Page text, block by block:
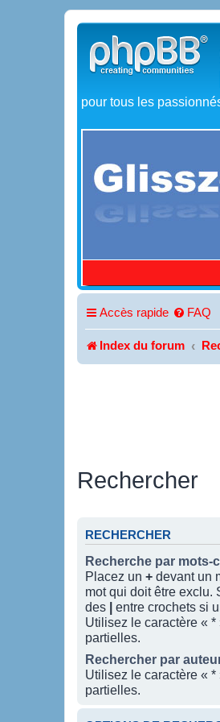
pour tous les
Accès rapide FAQ
Index du forum
Rechercher
RECHERCHER
Recherche par mots-
Placez un + devant un
mot qui doit être exclu.
des
entre crochets si
Utilisez le caractère «
partielles.
Rechercher par
Utilisez le caractère «
partielles.